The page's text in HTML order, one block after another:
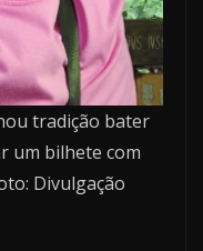
tradição bater
um bilhete com
Divulgação